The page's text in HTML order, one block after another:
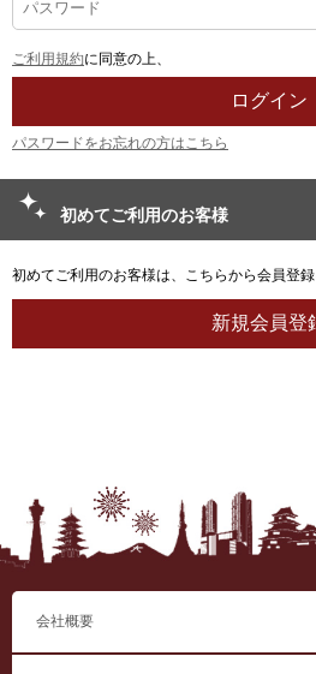
ご利用規約に同意の上、
パスワードをお忘れの方はこちら
初めてご利用のお客様
初めてご利用のお客様は、こちらから会員登録
会社概要